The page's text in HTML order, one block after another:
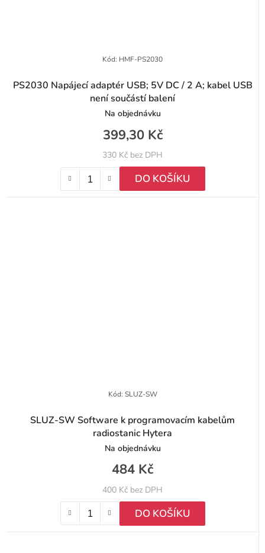
PS2030 Napájecí adaptér USB; 5V DC / 2 A; kabel USB
není součástí balení
Na objednávku
330 Kč bez DPH
399,30 Kč
DO KOŠÍKU
Kód: HMF-PS2030
SLUZ-SW Software k programovacím kabelům
radiostanic Hytera
Na objednávku
400 Kč bez DPH
484 Kč
DO KOŠÍKU
Kód: SLUZ-SW